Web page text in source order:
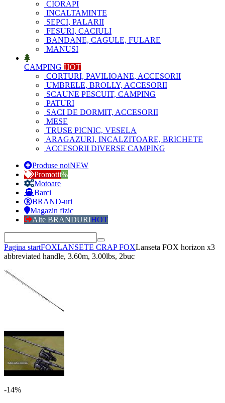
CIORAPI
INCALTAMINTE
SEPCI, PALARII
FESURI, CACIULI
BANDANE, CAGULE, FULARE
MANUSI
CAMPING HOT
CORTURI, PAVILIOANE, ACCESORII
UMBRELE, BROLLY, ACCESORII
SCAUNE PESCUIT, CAMPING
PATURI
SACI DE DORMIT, ACCESORII
MESE
TRUSE PICNIC, VESELA
ARAGAZURI, INCALZITOARE, BRICHETE
ACCESORII DIVERSE CAMPING
Produse noiNEW
Promotii%
Motoare
Barci
BRAND-uri
Magazin fizic
Alte BRANDURIHOT
Pagina startFOXLANSETE CRAP FOXLanseta FOX horizon x3
abbreviated handle, 3.60m, 3.00lbs, 2buc
-14%